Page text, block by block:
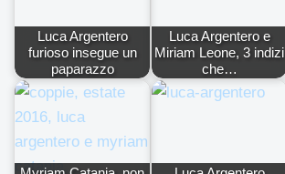
Luca Argentero
furioso insegue un
paparazzo
Luca Argentero e
Miriam Leone, 3 indizi
che…